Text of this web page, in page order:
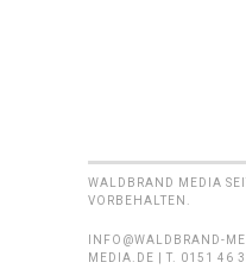
WALDBRAND MEDIA
VORBEHALTEN.
INFO@WALDBRAND-
MEDIA.DE | T. 0151 46